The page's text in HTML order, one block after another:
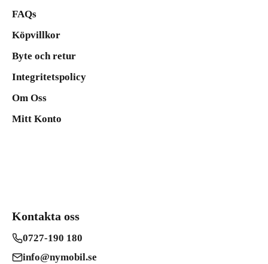
FAQs
Köpvillkor
Byte och retur
Integritetspolicy
Om Oss
Mitt Konto
Kontakta oss
0727-190 180
info@nymobil.se